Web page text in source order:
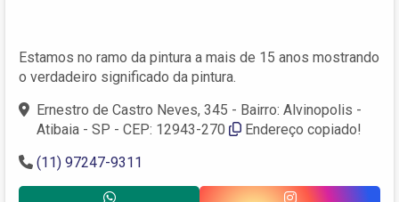
Estamos no ramo da pintura a mais de 15 anos mostrando
o verdadeiro significado da pintura.
Ernestro de Castro Neves, 345 - Bairro: Alvinopolis -
Atibaia - SP - CEP: 12943-270
Endereço copiado!
(11) 97247-9311